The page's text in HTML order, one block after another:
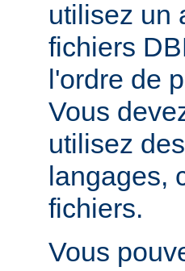
utilisez un
fichiers
l'ordre de
Vous
utilisez
langages,
fichiers.
Vous